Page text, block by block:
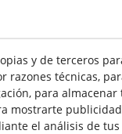
y de terceros
razones técnicas,
para
mostrarte
el análisis de